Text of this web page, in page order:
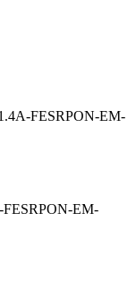
FESRPON-EM-
EM-